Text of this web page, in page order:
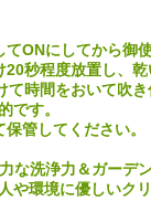
ONにしてから御
秒程度放置し、
時間をおいて吹
です。
管してください。
な洗浄力＆ガーデ
や環境に優しいクリ